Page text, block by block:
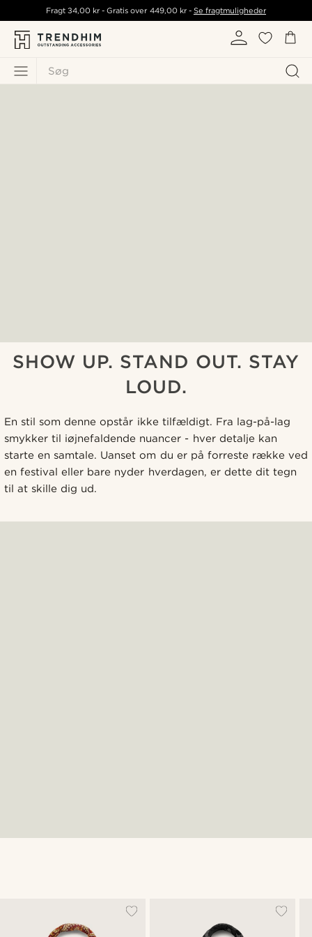
Søg
Fragt34,00 kr - Gratis over 449,00 kr- Se fragtmuligheder
SHOW UP. STAND OUT. STAY
LOUD.
En stil som denne opstår ikke tilfældigt. Fra lag-på-lag
smykker til iøjnefaldende nuancer - hver detalje kan
starte en samtale. Uanset om du er på forreste række ved
en festival eller bare nyder hverdagen, er dette dit tegn
til at skille dig ud.